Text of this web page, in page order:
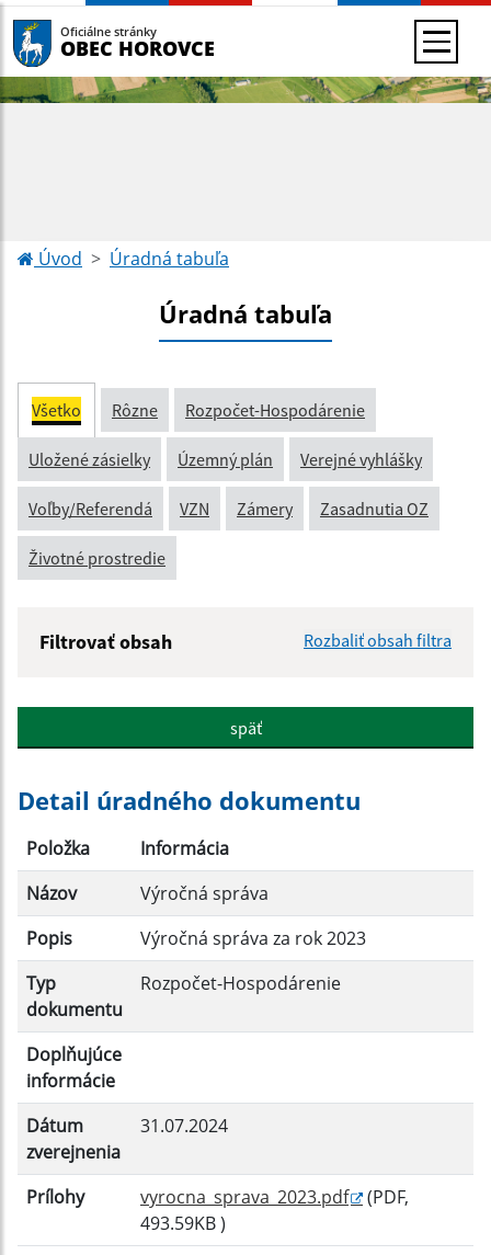
Oficiálne stránky
OBEC HOROVCE
Úvod Úradná tabuľa
Úradná tabuľa
Všetko Rôzne Rozpočet-Hospodárenie
Uložené zásielky Územný plán Verejné vyhlášky
Voľby/Referendá VZN Zámery Zasadnutia OZ
Životné prostredie
Filtrovať obsah Rozbaliť obsah filtra
Popis:
Dátum zverejnenia do:
Filtrovať Reset
späť
Detail úradného dokumentu
Položka
Informácia
Názov
Výročná správa
Popis
Výročná správa za rok 2023
Typ
dokumentu
Rozpočet-Hospodárenie
Doplňujúce
informácie
Dátum
zverejnenia
31.07.2024
Prílohy vyrocna_sprava_2023.pdf
(PDF,
493.59KB )